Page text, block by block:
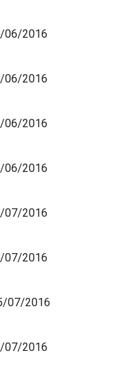
06/2016
06/2016
06/2016
06/2016
07/2016
07/2016
07/2016
07/2016